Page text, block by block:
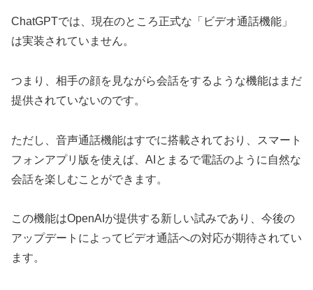
ChatGPTでは、現在のところ正式な「ビデオ通話機能」
は実装されていません。
つまり、相手の顔を見ながら会話をするような機能はまだ
提供されていないのです。
ただし、音声通話機能はすでに搭載されており、スマート
フォンアプリ版を使えば、AIとまるで電話のように自然な
会話を楽しむことができます。
この機能はOpenAIが提供する新しい試みであり、今後の
アップデートによってビデオ通話への対応が期待されてい
ます。